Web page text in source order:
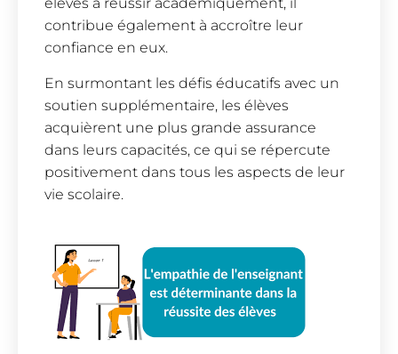
contribue également à accroître leur
confiance en eux.
En surmontant les défis éducatifs avec un
soutien supplémentaire, les élèves
acquièrent une plus grande assurance
dans leurs capacités, ce qui se répercute
positivement dans tous les aspects de leur
vie scolaire.